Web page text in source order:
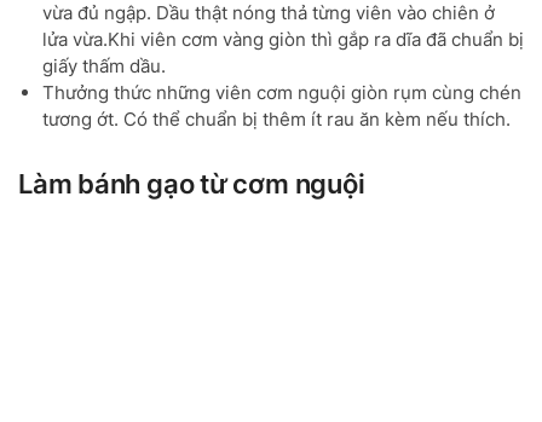
vừa đủ ngập. Dầu thật nóng thả từng viên vào chiên ở
lửa vừa.Khi viên cơm vàng giòn thì gắp ra dĩa đã chuẩn bị
giấy thấm dầu.
Thưởng thức những viên cơm nguội giòn rụm cùng chén
tương ớt. Có thể chuẩn bị thêm ít rau ăn kèm nếu thích.
Làm bánh gạo từ cơm nguội